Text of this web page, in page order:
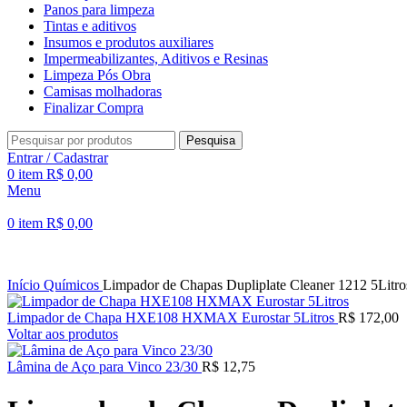
Panos para limpeza
Tintas e aditivos
Insumos e produtos auxiliares
Impermeabilizantes, Aditivos e Resinas
Limpeza Pós Obra
Camisas molhadoras
Finalizar Compra
Pesquisa
Entrar / Cadastrar
0 item R$ 0,00
Menu
0 item R$ 0,00
Início Químicos Limpador de Chapas Dupliplate Cleaner 1212
Limpador de Chapa HXE108 HXMAX Eurostar 5Litros R$ 172,00
Voltar aos produtos
Lâmina de Aço para Vinco 23/30 R$ 12,75